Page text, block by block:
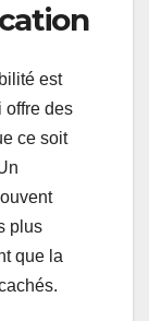
est
offre des
ce soit
plus
que la